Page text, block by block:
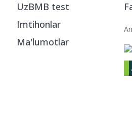
UzBMB test
Imtihonlar
Ma'lumotlar